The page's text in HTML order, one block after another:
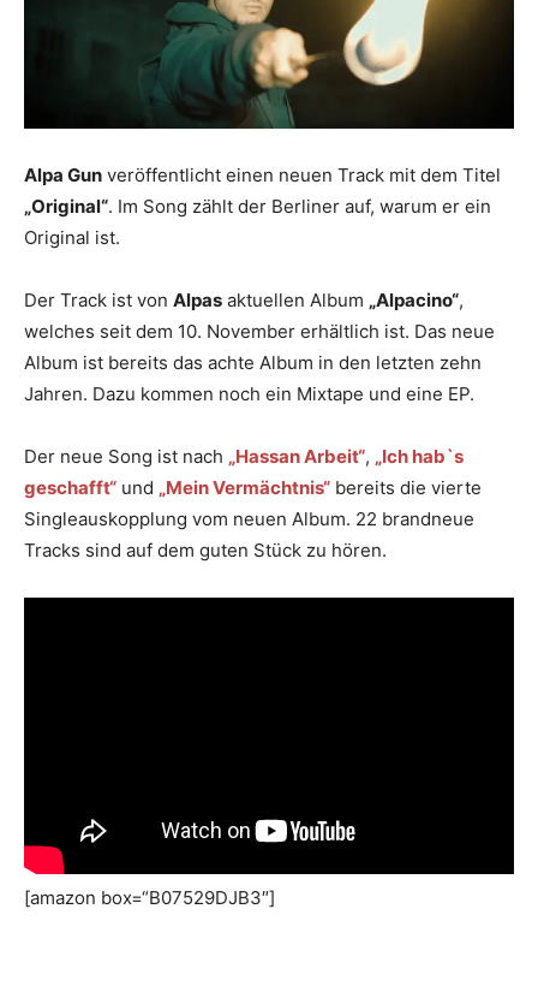
Alpa Gun veröffentlicht einen neuen Track mit dem Titel
„Original“. Im Song zählt der Berliner auf, warum er ein
Original ist.
Der Track ist von Alpas aktuellen Album „Alpacino“,
welches seit dem 10. November erhältlich ist. Das neue
Album ist bereits das achte Album in den letzten zehn
Jahren. Dazu kommen noch ein Mixtape und eine EP.
Der neue Song ist nach „Hassan Arbeit“, „Ich hab`s
geschafft“ und „Mein Vermächtnis“ bereits die vierte
Singleauskopplung vom neuen Album. 22 brandneue
Tracks sind auf dem guten Stück zu hören.
[amazon box=“B07529DJB3″]